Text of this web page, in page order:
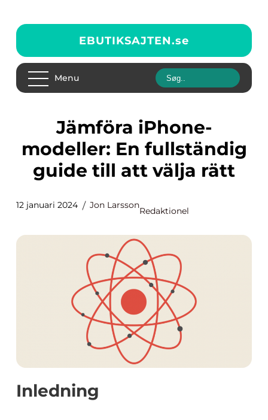
EBUTIKSAJTEN.se
Menu
Jämföra iPhone-
modeller: En fullständig
guide till att välja rätt
12 januari 2024 Jon Larsson
Redaktionel
Inledning